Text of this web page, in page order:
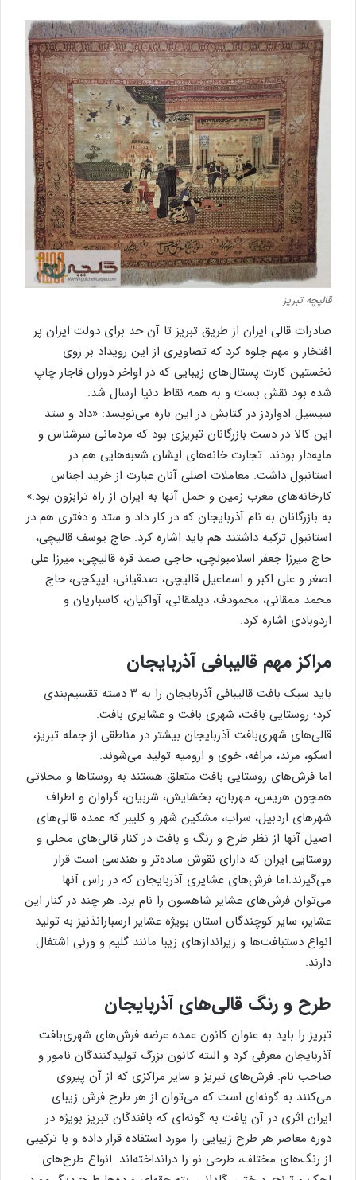
قالیچه تبریز
صادرات قالی ایران از طریق تبریز تا آن حد برای دولت ایران پر
افتخار و مهم جلوه کرد که تصاویری از این رویداد بر روی
نخستین کارت پستا‌ل‌های زیبایی که در اواخر دوران قاجار چاپ
شده بود نقش بست و به همه نقاط دنیا ارسال شد.
سیسیل ادواردز در کتابش در این باره می‌نویسد: «داد و ستد
این کالا در دست بازرگانان تبریزی بود که مردمانی سرشناس و
مایه‌دار بودند. تجارت خانه‌های ایشان شعبه‌هایی هم در
استانبول داشت. معاملات اصلی آنان عبارت از خرید اجناس
کارخانه‌های مغرب زمین و حمل آنها به ایران از راه ترابزون بود.»
به بازرگانان به نام آذربایجان که در کار داد و ستد و دفتری هم در
استانبول ترکیه داشتند هم باید اشاره کرد. حاج یوسف قالیچی،
حاج میرزا جعفر اسلامبولچی، حاجی صمد قره قالیچی، میرزا علی
اصغر و علی اکبر و اسماعیل قالیچی، صدقیانی، ایپکچی، حاج
محمد ممقانی، محمودف، دیلمقانی، آواکیان، کاسباریان و
اردوبادی اشاره کرد.
مراکز مهم قالیبافی آذربایجان
باید سبک بافت قالیبافی آذربایجان را به ۳ دسته تقسیم‌بندی
کرد؛ روستایی بافت، شهری بافت و عشایری بافت.
قالی‌های شهری‌بافت آذربایجان بیشتر در مناطقی از جمله تبریز،
اسکو، مرند، مراغه، خوی و ارومیه تولید می‌شوند.
اما فرش‌های روستایی بافت متعلق هستند به روستاها و محلاتی
همچون هریس، مهربان، بخشایش، شربیان، گراوان و اطراف
شهرهای اردبیل، سراب، مشکین شهر و کلیبر که عمده قالی‌های
اصیل آنها از نظر طرح و رنگ و بافت در کنار قالی‌های محلی و
روستایی ایران که دارای نقوش ساده‌تر و هندسی است قرار
می‌گیرند.اما فرش‌های عشایری آذربایجان که در راس آنها
می‌توان فرش‌های عشایر شاهسون را نام برد. هر چند در کنار این
عشایر، سایر کوچندگان استان بویژه عشایر ارسبارانذنیز به تولید
انواع دستبافت‌ها و زیراندازهای زیبا مانند گلیم و ورنی اشتغال
دارند.
طرح و رنگ قالی‌های آذربایجان
تبریز را باید به عنوان کانون عمده عرضه فرش‌های شهری‌بافت
آذربایجان معرفی کرد و البته کانون بزرگ تولیدکنندگان نامور و
صاحب نام. فرش‌های تبریز و سایر مراکزی که از آن پیروی
می‌کنند به گونه‌ای است که می‌توان از هر طرح فرش زیبای
ایران اثری در آن یافت به گونه‌ای که بافندگان تبریز بویژه در
دوره معاصر هر طرح زیبایی را مورد استفاده قرار داده و با ترکیبی
از رنگ‌های مختلف، طرحی نو را درانداخته‌اند. انواع طرح‌های